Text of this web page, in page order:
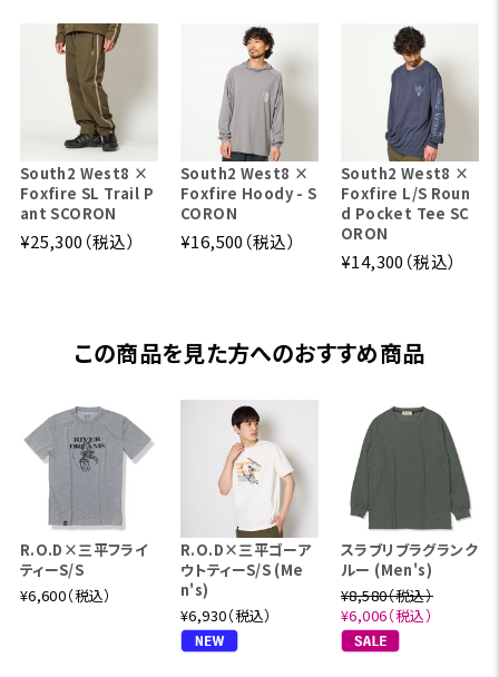
South2 West8 ×
Foxfire SL Trail P
ant SCORON
¥25,300（税込）
South2 West8 ×
Foxfire Hoody - S
CORON
¥16,500（税込）
South2 West8 ×
Foxfire L/S Roun
d Pocket Tee SC
ORON
¥14,300（税込）
この商品を見た方へのおすすめ商品
R.O.D×三平フライ
ティーS/S
¥6,600（税込）
R.O.D×三平ゴーア
ウトティーS/S (Me
n's)
¥6,930（税込）
スラブリブラグランク
ルー (Men's)
¥8,580（税込）
¥6,006（税込）